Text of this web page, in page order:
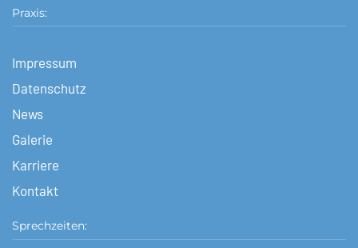
Praxis:
Impressum
Datenschutz
News
Galerie
Karriere
Kontakt
Sprechzeiten: